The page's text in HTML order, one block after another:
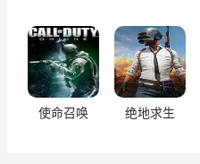
使命召唤 绝地求生